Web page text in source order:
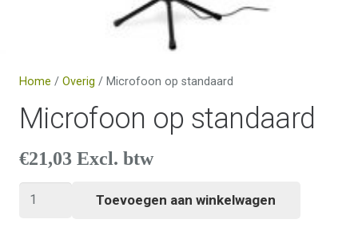
Home / Overig / Microfoon op standaard
Microfoon op standaard
€21,03 Excl. btw
MicrofoonToevoegen aan winkelwagen